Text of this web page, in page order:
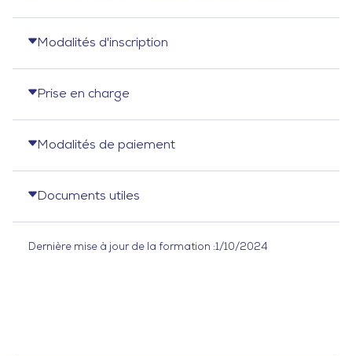
Modalités d'inscription
Prise en charge
Modalités de paiement
Documents utiles
Dernière mise à jour de la formation :1/10/2024